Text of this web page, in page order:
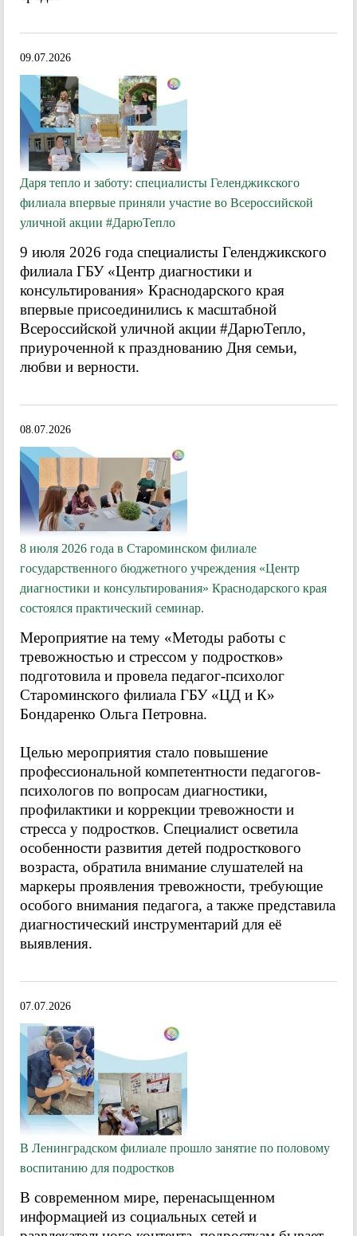
09.07.2026
Даря тепло и заботу: специалисты Геленджикского
филиала впервые приняли участие во Всероссийской
уличной акции #ДарюТепло
9 июля 2026 года специалисты Геленджикского
филиала ГБУ «Центр диагностики и
консультирования» Краснодарского края
впервые присоединились к масштабной
Всероссийской уличной акции #ДарюТепло,
приуроченной к празднованию Дня семьи,
любви и верности.
08.07.2026
8 июля 2026 года в Староминском филиале
государственного бюджетного учреждения «Центр
диагностики и консультирования» Краснодарского края
состоялся практический семинар.
Мероприятие на тему «Методы работы с
тревожностью и стрессом у подростков»
подготовила и провела педагог-психолог
Староминского филиала ГБУ «ЦД и К»
Бондаренко Ольга Петровна.
Целью мероприятия стало повышение
профессиональной компетентности педагогов-
психологов по вопросам диагностики,
профилактики и коррекции тревожности и
стресса у подростков. Специалист осветила
особенности развития детей подросткового
возраста, обратила внимание слушателей на
маркеры проявления тревожности, требующие
особого внимания педагога, а также представила
диагностический инструментарий для её
выявления.
07.07.2026
В Ленинградском филиале прошло занятие по половому
воспитанию для подростков
В современном мире, перенасыщенном
информацией из социальных сетей и